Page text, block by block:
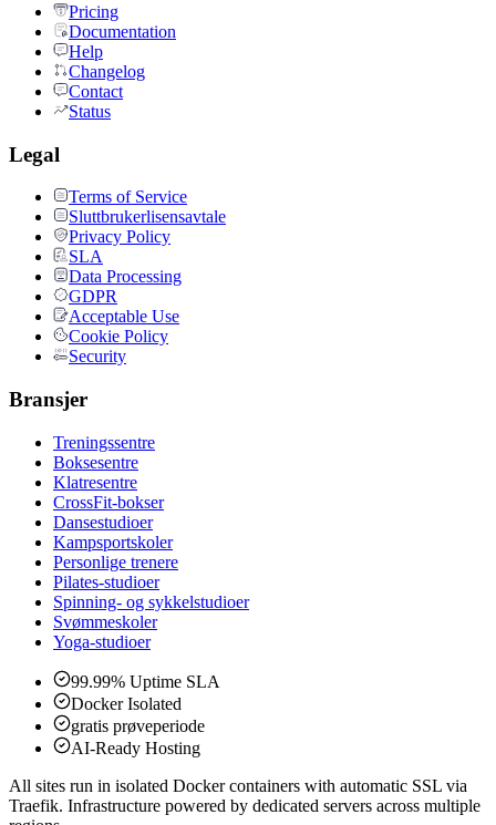
Pricing
Documentation
Help
Changelog
Contact
Status
Legal
Terms of Service
Sluttbrukerlisensavtale
Privacy Policy
SLA
Data Processing
GDPR
Acceptable Use
Cookie Policy
Security
Bransjer
Treningssentre
Boksesentre
Klatresentre
CrossFit-bokser
Dansestudioer
Kampsportskoler
Personlige trenere
Pilates-studioer
Spinning- og sykkelstudioer
Svømmeskoler
Yoga-studioer
99.99% Uptime SLA
Docker Isolated
gratis prøveperiode
AI-Ready Hosting
All sites run in isolated Docker containers with automatic SSL via
Traefik. Infrastructure powered by dedicated servers across multiple